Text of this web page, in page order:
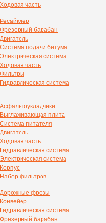
Ходовая часть
Ресайклер
Фрезерный барабан
Двигатель
Система подачи битума
Электрическая система
Ходовая часть
Фильтры
Гидравлическая система
Асфальтоукладчики
Выглаживающая плита
Система питателя
Двигатель
Ходовая часть
Гидравлическая система
Электрическая система
Корпус
Набор фильтров
Дорожные фрезы
Конвейер
Гидравлическая система
Фрезерный барабан